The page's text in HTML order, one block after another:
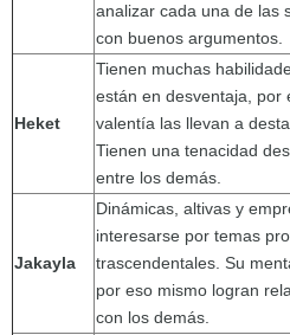
analizar cada una de las
con buenos argumentos.
Heket
Tienen muchas
están en desventaja, por
valentía las llevan a
Tienen una tenacidad
entre los demás.
Jakayla
Dinámicas, altivas y
interesarse por temas
trascendentales. Su
por eso mismo logran
con los demás.